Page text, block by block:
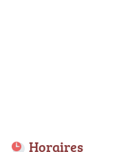
Horaires